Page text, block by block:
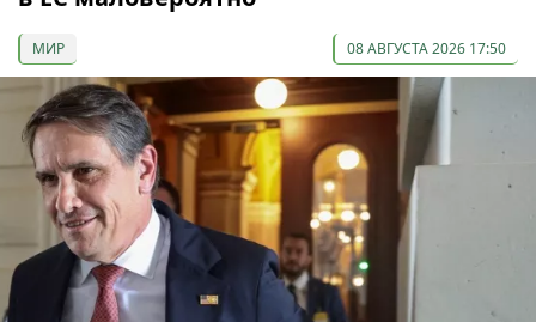
МИР 08 АВГУСТА 2026 17:50